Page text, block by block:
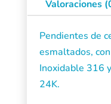
Valoraciones
Pendientes de
esmaltados,
Inoxidable 316
24K.